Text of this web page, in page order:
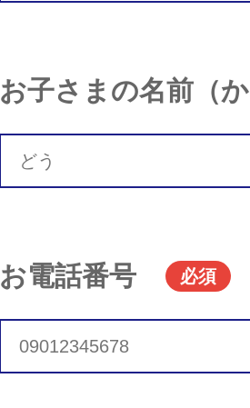
お子さまの名前（
お電話番号 必須